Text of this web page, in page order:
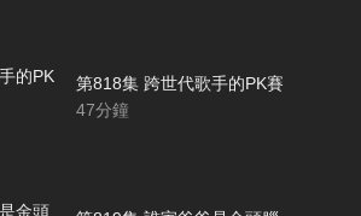
第818集 跨世代歌手的PK賽
47分鐘